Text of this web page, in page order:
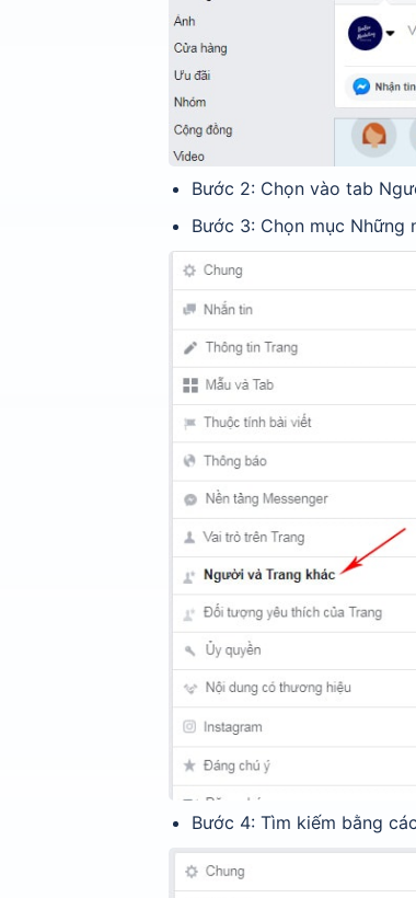
Bước 2: Chọn vào tab
Bước 3: Chọn mục Những
Bước 4: Tìm kiếm bằng